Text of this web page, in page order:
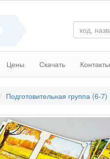
Цены Скачать Контакты
Подготовительная группа (6-7)